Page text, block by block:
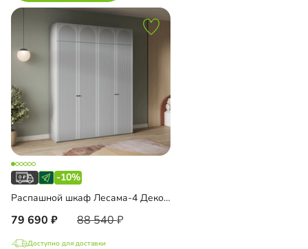
-10%
Распашной шкаф Лесама-4 Декор 1 с антресолью
79 690 88 540
Доступно для доставки